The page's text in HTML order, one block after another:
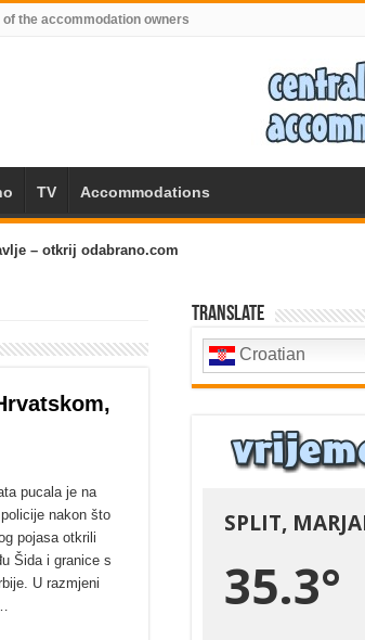
the accommodation owners
TV Accommodations
– otkrij odabrano.com
pucala je na
nakon što
pojasa otkrili
Šida i granice s
U razmjeni
Translate
Croatian